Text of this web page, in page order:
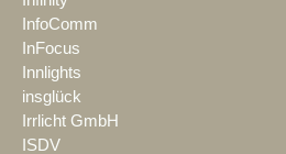
InfoComm
InFocus
Innlights
insglück
Irrlicht GmbH
ISDV